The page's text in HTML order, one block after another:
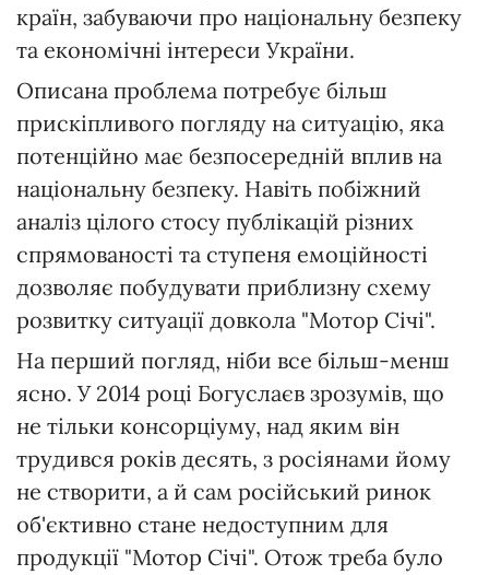
країн, забуваючи про національну безпеку
та економічні інтереси України.
Описана проблема потребує більш
прискіпливого погляду на ситуацію, яка
потенційно має безпосередній вплив на
національну безпеку. Навіть побіжний
аналіз цілого стосу публікацій різних
спрямованості та ступеня емоційності
дозволяє побудувати приблизну схему
розвитку ситуації довкола "Мотор Січі".
На перший погляд, ніби все більш-менш
ясно. У 2014 році Богуслаєв зрозумів, що
не тільки консорціуму, над яким він
трудився років десять, з росіянами йому
не створити, а й сам російський ринок
об'єктивно стане недоступним для
продукції "Мотор Січі". Отож треба було